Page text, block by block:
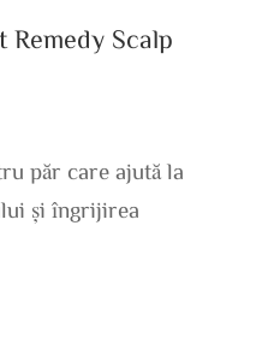
Remedy Scalp
păr care ajută la
și îngrijirea